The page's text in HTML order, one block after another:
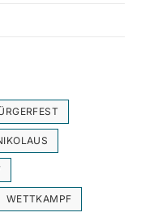
WETTKAMPF